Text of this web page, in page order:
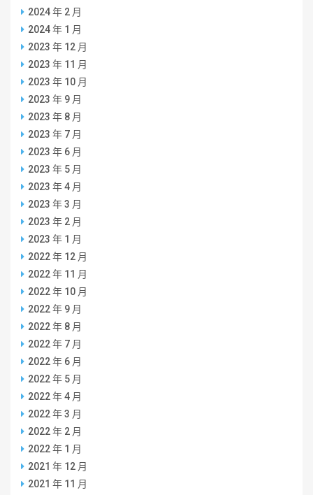
2024 年 2 月
2024 年 1 月
2023 年 12 月
2023 年 11 月
2023 年 10 月
2023 年 9 月
2023 年 8 月
2023 年 7 月
2023 年 6 月
2023 年 5 月
2023 年 4 月
2023 年 3 月
2023 年 2 月
2023 年 1 月
2022 年 12 月
2022 年 11 月
2022 年 10 月
2022 年 9 月
2022 年 8 月
2022 年 7 月
2022 年 6 月
2022 年 5 月
2022 年 4 月
2022 年 3 月
2022 年 2 月
2022 年 1 月
2021 年 12 月
2021 年 11 月